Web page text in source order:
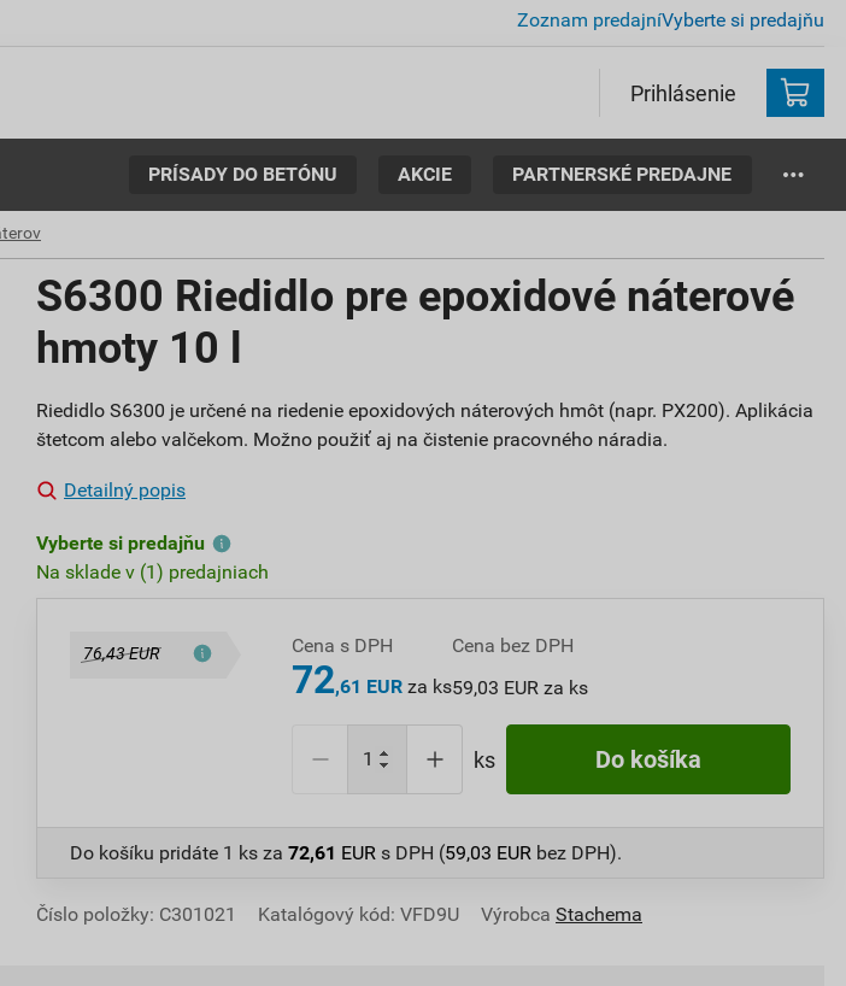
Zoznam predajníVyberte si predajňu
Prihlásenie
PRÍSADY DO BETÓNU AKCIE PARTNERSKÉ PREDAJNE
S6300 Riedidlo pre epoxidové náterové
hmoty 10 l
Riedidlo S6300 je určené na riedenie epoxidových náterových hmôt (napr. PX200). Aplikácia
štetcom alebo valčekom. Možno použiť aj na čistenie pracovného náradia.
Detailný popis
Vyberte si predajňu
Na sklade v (1) predajniach
76,43 EUR Cena s DPH
72,61 EUR za ks
Cena bez DPH
59,03 EUR za ks
ks Do košíka
Do košíku pridáte 1 ks za 72,61 EUR s DPH (59,03 EUR bez DPH).
Číslo položky: C301021 Katalógový kód: VFD9U Výrobca Stachema